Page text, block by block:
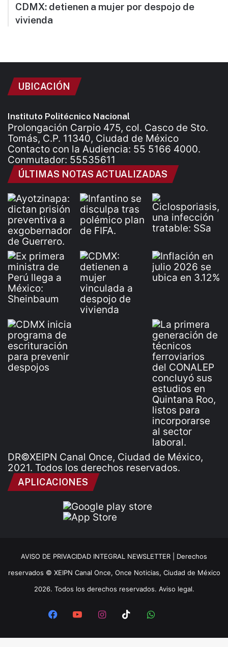
CDMX: detienen a mujer por despojo de
vivienda
UBICACIÓN
Instituto Politécnico Nacional
Prolongación Carpio 475, col. Casco de Sto.
Tomás, C.P. 11340, Ciudad de México
Contacto con la Audiencia: 55 5166 4000.
Conmutador: 55535611
ÚLTIMAS NOTAS ACTUALIZADAS
DR©XEIPN Canal Once, Ciudad de México,
2021. Todos los derechos reservados.
APLICACIONES
AVISO DE PRIVACIDAD INTEGRAL NEWSLETTER | Derechos
reservados © XEIPN Canal Once, Once Noticias, Ciudad de México
2026. Todos los derechos reservados. Aviso legal.
Facebook
YouTubeInstagram
TikTokWhatsApp